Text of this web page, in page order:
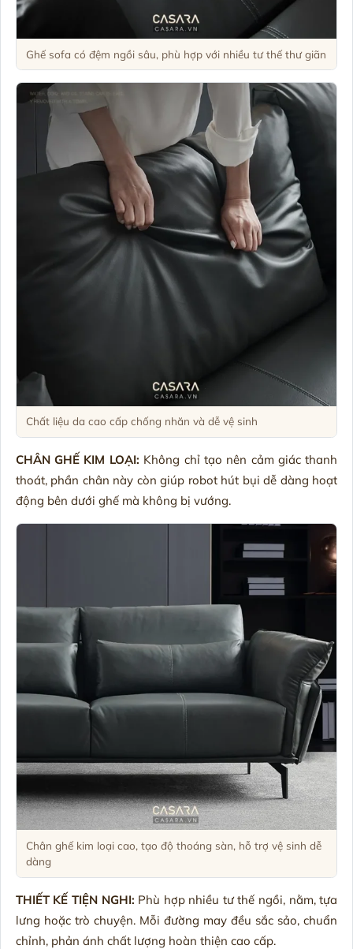
Ghế sofa có đệm ngồi sâu, phù hợp với nhiều tư thế thư giãn
Chất liệu da cao cấp chống nhăn và dễ vệ sinh
CHÂN GHẾ KIM LOẠI: Không chỉ tạo nên cảm giác thanh
thoát, phần chân này còn giúp robot hút bụi dễ dàng hoạt
động bên dưới ghế mà không bị vướng.
Chân ghế kim loại cao, tạo độ thoáng sàn, hỗ trợ vệ sinh dễ
dàng
THIẾT KẾ TIỆN NGHI: Phù hợp nhiều tư thế ngồi, nằm, tựa
lưng hoặc trò chuyện. Mỗi đường may đều sắc sảo, chuẩn
chỉnh, phản ánh chất lượng hoàn thiện cao cấp.